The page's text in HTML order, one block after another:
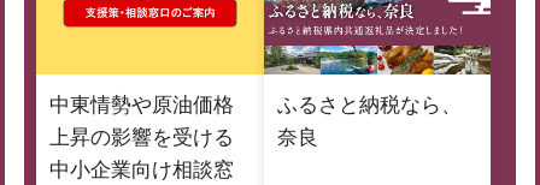
中東情勢や原油価格
上昇の影響を受ける
中小企業向け相談窓
ふるさと納税なら、
奈良